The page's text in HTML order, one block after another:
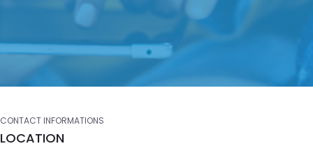
CONTACT INFORMATIONS
LOCATION